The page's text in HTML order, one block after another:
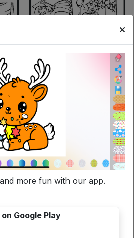
more fun with our app.
Google Play